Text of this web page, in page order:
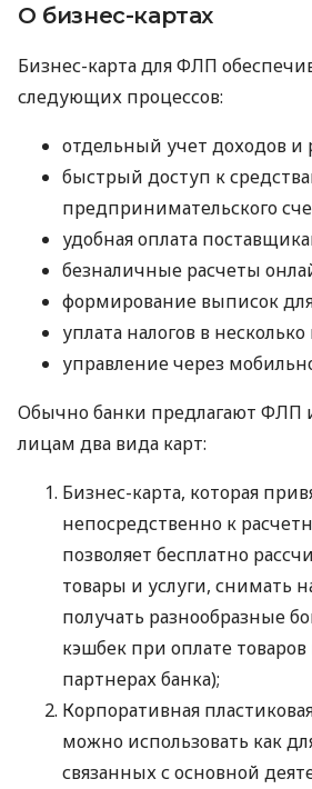
О бизнес-картах
Бизнес-карта для ФЛП
следующих процессов:
отдельный учет доходов и
быстрый доступ к
предпринимательского
удобная оплата
безналичные расчеты
формирование выписок для
уплата налогов в несколько
управление через
Обычно банки предлагают
лицам два вида карт:
Бизнес-карта, которая
непосредственно к
позволяет бесплатно
товары и услуги, снимать
получать разнообразные
кэшбек при оплате товаров
партнерах банка);
Корпоративная
можно использовать как
связанных с основной